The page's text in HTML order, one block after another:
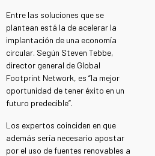
Entre las soluciones que se
plantean está la de acelerar la
implantación de una economía
circular. Según Steven Tebbe,
director general de Global
Footprint Network, es “la mejor
oportunidad de tener éxito en un
futuro predecible”.
Los expertos coinciden en que
además sería necesario apostar
por el uso de fuentes renovables a